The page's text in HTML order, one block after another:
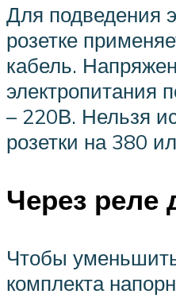
Для подведения
розетке
кабель.
электропитания
– 220В. Нельзя
розетки на 380
Через реле
Чтобы
комплекта